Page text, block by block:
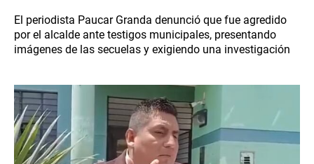
El periodista Paucar Granda denunció que fue agredido
por el alcalde ante testigos municipales, presentando
imágenes de las secuelas y exigiendo una investigación